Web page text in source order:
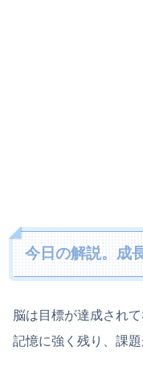
今日の解説。成
脳は目標が達成され
記憶に強く残り、課